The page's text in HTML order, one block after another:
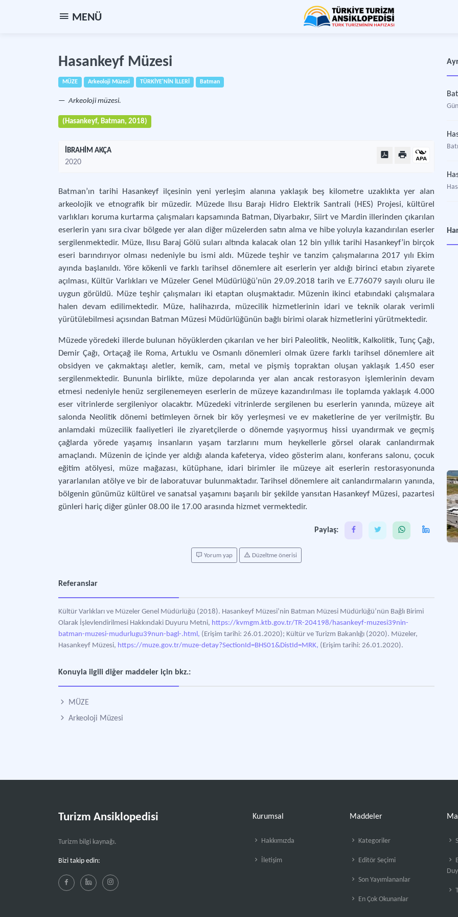
MENÜ
Hasankeyf Müzesi
MÜZE Arkeoloji Müzesi TÜRKİYE'NİN İLLERİ Batman
Arkeoloji müzesi.
(Hasankeyf, Batman, 2018)
İBRAHİM AKÇA
2020
Batman’ın tarihi Hasankeyf ilçesinin yeni yerleşim alanına yaklaşık beş kilometre uzaklıkta yer alan
arkeolojik ve etnografik bir müzedir. Müzede Ilısu Barajı Hidro Elektrik Santrali (HES) Projesi, kültürel
varlıkları koruma kurtarma çalışmaları kapsamında Batman, Diyarbakır, Siirt ve Mardin illerinden çıkarılan
eserlerin yanı sıra civar bölgede yer alan diğer müzelerden satın alma ve hibe yoluyla kazandırılan eserler
sergilenmektedir. Müze, Ilısu Baraj Gölü suları altında kalacak olan 12 bin yıllık tarihi Hasankeyf’in birçok
eseri barındırıyor olması nedeniyle bu ismi aldı. Müzede teşhir ve tanzim çalışmalarına 2017 yılı Ekim
ayında başlanıldı. Yöre kökenli ve farklı tarihsel dönemlere ait eserlerin yer aldığı birinci etabın ziyarete
açılması, Kültür Varlıkları ve Müzeler Genel Müdürlüğü’nün 29.09.2018 tarih ve E.776079 sayılı oluru ile
uygun görüldü. Müze teşhir çalışmaları iki etaptan oluşmaktadır. Müzenin ikinci etabındaki çalışmalara
halen devam edilimektedir. Müze, halihazırda, müzecilik hizmetlerinin idari ve teknik olarak verimli
yürütülebilmesi açısından Batman Müzesi Müdürlüğünün bağlı birimi olarak hizmetlerini yürütmektedir.
Müzede yöredeki illerde bulunan höyüklerden çıkarılan ve her biri Paleolitik, Neolitik, Kalkolitik, Tunç Çağı,
Demir Çağı, Ortaçağ ile Roma, Artuklu ve Osmanlı dönemleri olmak üzere farklı tarihsel dönemlere ait
obsidyen ve çakmaktaşı aletler, kemik, cam, metal ve pişmiş topraktan oluşan yaklaşık 1.450 eser
sergilenmektedir. Bununla birlikte, müze depolarında yer alan ancak restorasyon işlemlerinin devam
etmesi nedeniyle henüz sergilenemeyen eserlerin de müzeye kazandırılması ile toplamda yaklaşık 4.000
eser vitrinlerde sergileniyor olacaktır. Müzedeki vitrinlerde sergilenen bu eserlerin yanında, müzeye ait
salonda Neolitik dönemi betimleyen örnek bir köy yerleşmesi ve ev maketlerine de yer verilmiştir. Bu
anlamdaki müzecilik faaliyetleri ile ziyaretçilerde o dönemde yaşıyormuş hissi uyandırmak ve geçmiş
çağlarda yörede yaşamış insanların yaşam tarzlarını mum heykellerle görsel olarak canlandırmak
amaçlandı. Müzenin de içinde yer aldığı alanda kafeterya, video gösterim alanı, konferans salonu, çocuk
eğitim atölyesi, müze mağazası, kütüphane, idari birimler ile müzeye ait eserlerin restorasyonunda
yararlanılan atölye ve bir de laboratuvar bulunmaktadır. Tarihsel dönemlere ait canlandırmaların yanında,
bölgenin günümüz kültürel ve sanatsal yaşamını başarılı bir şekilde yansıtan Hasankeyf Müzesi, pazartesi
günleri hariç diğer günler 08.00 ile 17.00 arasında hizmet vermektedir.
Paylaş:
Yorum yap Düzeltme önerisi
Referanslar
Kültür Varlıkları ve Müzeler Genel Müdürlüğü (2018). Hasankeyf Müzesi’nin Batman Müzesi Müdürlüğü’nün Bağlı Birimi
Olarak İşlevlendirilmesi Hakkındaki Duyuru Metni, https://kvmgm.ktb.gov.tr/TR-204198/hasankeyf-muzesi39nin-
batman-muzesi-mudurlugu39nun-bagl-.html, (Erişim tarihi: 26.01.2020); Kültür ve Turizm Bakanlığı (2020). Müzeler,
Hasankeyf Müzesi, https://muze.gov.tr/muze-detay?SectionId=BHS01&DistId=MRK, (Erişim tarihi: 26.01.2020).
Konuyla ilgili diğer maddeler için bkz.:
MÜZE
Arkeoloji Müzesi
Turizm Ansiklopedisi
Turizm bilgi kaynağı.
Bizi takip edin:
Kurumsal
Hakkımızda
İletişim
Maddeler
Kategoriler
Editör Seçimi
Son Yayımlananlar
En Çok Okunanlar